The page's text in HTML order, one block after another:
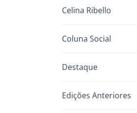
Celina Ribello
Coluna Social
Destaque
Edições Anteriores